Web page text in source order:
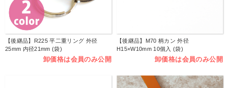
【後継品】R225 平二重リング 外径
25mm 内径21mm (袋)
卸価格は会員のみ公開
【後継品】M70 柄カン 外径
H15×W10mm 10個入 (袋)
卸価格は会員のみ公開